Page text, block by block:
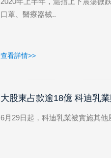
口罩、醫療器械..
查看詳情>>
大股東占款逾18億 科迪乳
6月29日起，科迪乳業被實施其他